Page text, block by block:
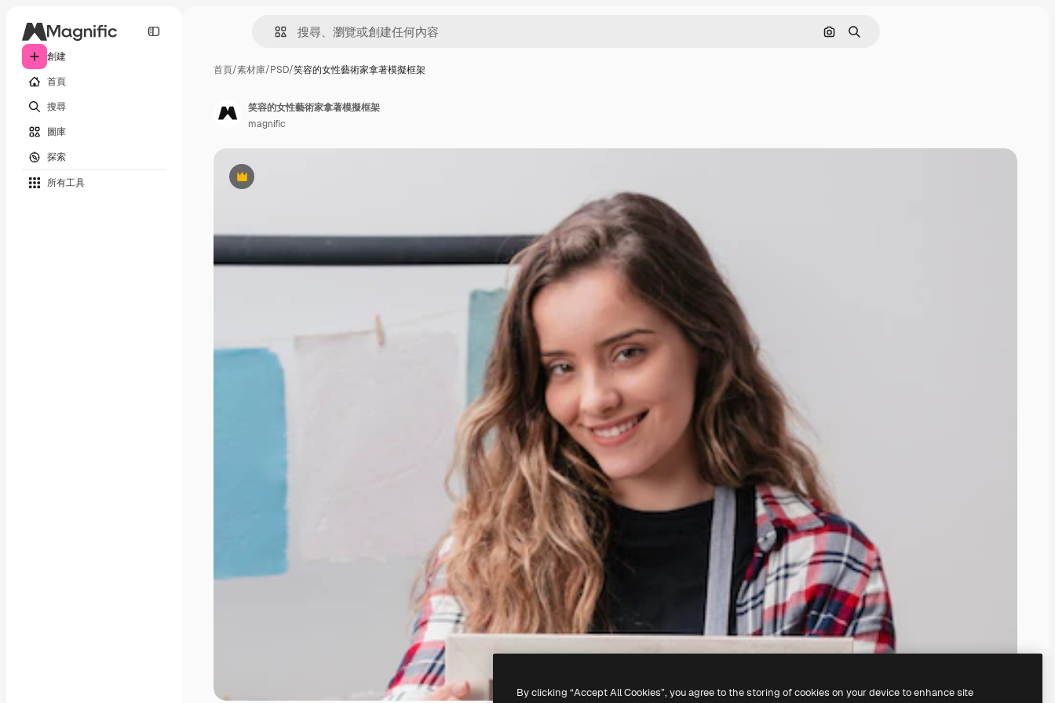
創建
首頁
搜尋
圖庫
探索
所有工具
通過圖像搜索
搜尋
首頁/素材庫/PSD/笑容的女性藝術家拿著模擬框架
Premium
笑容的女性藝術家拿著模擬框架
magnific
By clicking “Accept All Cookies”, you agree to the storing of cookies on your device to enhance site